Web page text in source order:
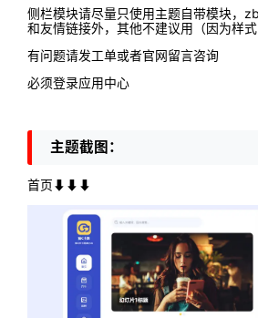
侧栏模块请尽量只使用主题自带模块，
和友情链接外，其他不建议用（因为样式
有问题请发工单或者官网留言咨询
必须登录应用中心
主题截图：
首页⬇⬇⬇